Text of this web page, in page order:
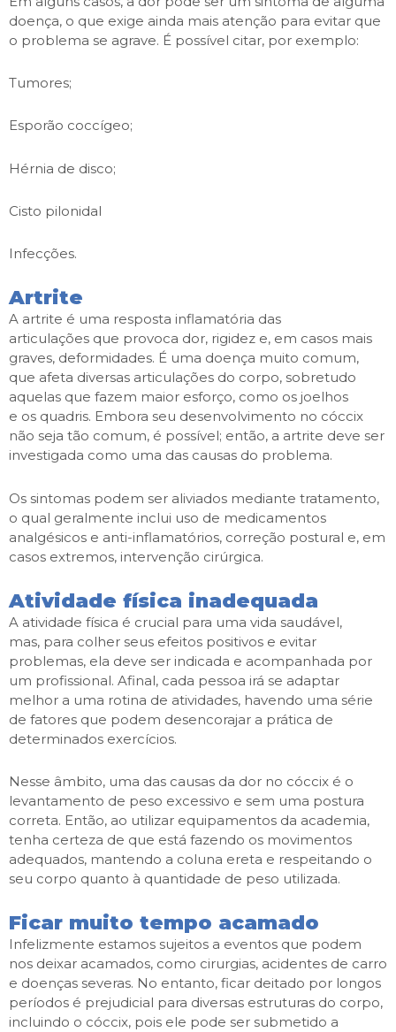
doença, o que exige ainda mais atenção para evitar que
o problema se agrave. É possível citar, por exemplo:
Tumores;
Esporão coccígeo;
Hérnia de disco;
Cisto pilonidal
Infecções.
Artrite
A artrite é uma resposta inflamatória das
articulações que provoca dor, rigidez e, em casos mais
graves, deformidades. É uma doença muito comum,
que afeta diversas articulações do corpo, sobretudo
aquelas que fazem maior esforço, como os joelhos
e os quadris. Embora seu desenvolvimento no cóccix
não seja tão comum, é possível; então, a artrite deve ser
investigada como uma das causas do problema.
Os sintomas podem ser aliviados mediante tratamento,
o qual geralmente inclui uso de medicamentos
analgésicos e anti-inflamatórios, correção postural e, em
casos extremos, intervenção cirúrgica.
Atividade física inadequada
A atividade física é crucial para uma vida saudável,
mas, para colher seus efeitos positivos e evitar
problemas, ela deve ser indicada e acompanhada por
um profissional. Afinal, cada pessoa irá se adaptar
melhor a uma rotina de atividades, havendo uma série
de fatores que podem desencorajar a prática de
determinados exercícios.
Nesse âmbito, uma das causas da dor no cóccix é o
levantamento de peso excessivo e sem uma postura
correta. Então, ao utilizar equipamentos da academia,
tenha certeza de que está fazendo os movimentos
adequados, mantendo a coluna ereta e respeitando o
seu corpo quanto à quantidade de peso utilizada.
Ficar muito tempo acamado
Infelizmente estamos sujeitos a eventos que podem
nos deixar acamados, como cirurgias, acidentes de carro
e doenças severas. No entanto, ficar deitado por longos
períodos é prejudicial para diversas estruturas do corpo,
incluindo o cóccix, pois ele pode ser submetido a